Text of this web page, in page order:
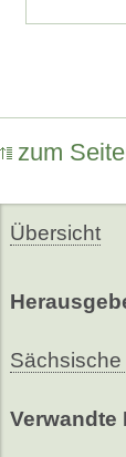
zum
Übersicht
Verwandte